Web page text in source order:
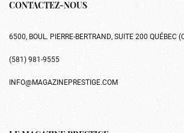
CONTACTEZ-NOUS
6500, BOUL. PIERRE-BERTRAND, SUITE 200 QUÉBEC
(581) 981-9555
INFO@MAGAZINEPRESTIGE.COM